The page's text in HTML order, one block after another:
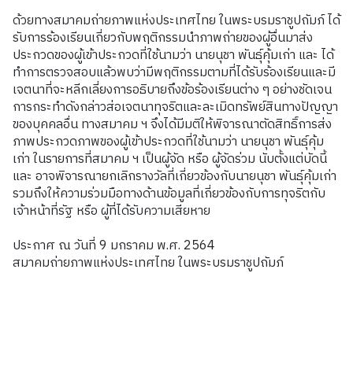
ด้วยทางสมาคมถ่ายภาพแห่งประเทศไทย ในพระบรมราชูปถัมภ์ ได้
รับการร้องเรียนเกี่ยวกับพฤติกรรมนำภาพถ่ายของผู้อื่นมาส่ง
ประกวดของผู้เข้าประกวดที่ใช้นามว่า นายนุชา พันธุ์คุ้มเก่า และ ได้
ทำการตรวจสอบแล้วพบว่ามีพฤติกรรมตามที่ได้รับร้องเรียนและมี
เจตนาที่จะหลีกเลี่ยงการอธิบายถึงข้อร้องเรียนต่าง ๆ อย่างชัดเจน
การกระทำดังกล่าวส่อเจตนาทุจริตและละเมิดทรัพย์สินทางปัญญา
ของบุคคลอื่น ทางสมาคม ฯ จึงได้มีมติให้พิจารณาตัดสิทธิ์การส่ง
ภาพประกวดภาพของผู้เข้าประกวดที่ใช้นามว่า นายนุชา พันธุ์คุ้ม
เก่า ในรายการที่สมาคม ฯ เป็นผู้จัด หรือ ผู้จัดร่วม นับตั้งแต่บัดนี้
และ อาจพิจารณายกเลิกรางวัลที่เกี่ยวข้องกับนายนุชา พันธุ์คุ้มเก่า
รวมถึงให้ความร่วมมือทางด้านข้อมูลที่เกี่ยวข้องกับการทุจริตกับ
เจ้าหน้าที่รัฐ หรือ ผู้ที่ได้รับความเสียหาย
ประกาศ ณ วันที่ 9 มกราคม พ.ศ. 2564
สมาคมถ่ายภาพแห่งประเทศไทย ในพระบรมราชูปถัมภ์